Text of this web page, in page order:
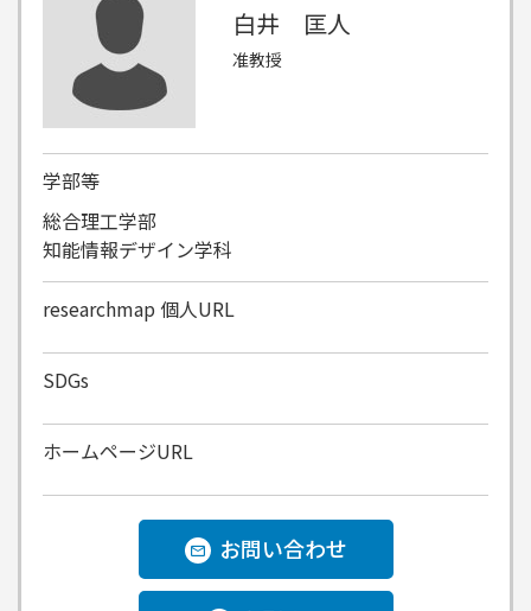
白井 匡人
准教授
学部等
総合理工学部
知能情報デザイン学科
researchmap 個人URL
SDGs
ホームページURL
お問い合わせ